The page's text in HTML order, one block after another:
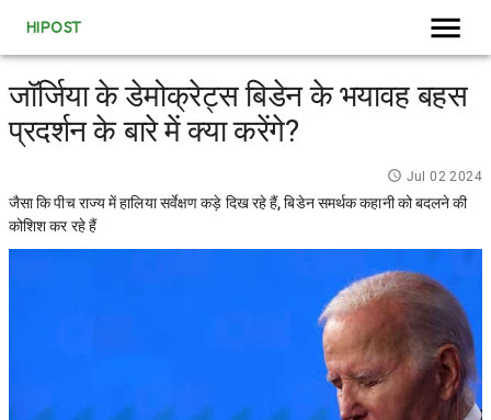
HIPOST
जॉर्जिया के डेमोक्रेट्स बिडेन के भयावह बहस
प्रदर्शन के बारे में क्या करेंगे?
Jul 02 2024
जैसा कि पीच राज्य में हालिया सर्वेक्षण कड़े दिख रहे हैं, बिडेन समर्थक कहानी को बदलने की
कोशिश कर रहे हैं